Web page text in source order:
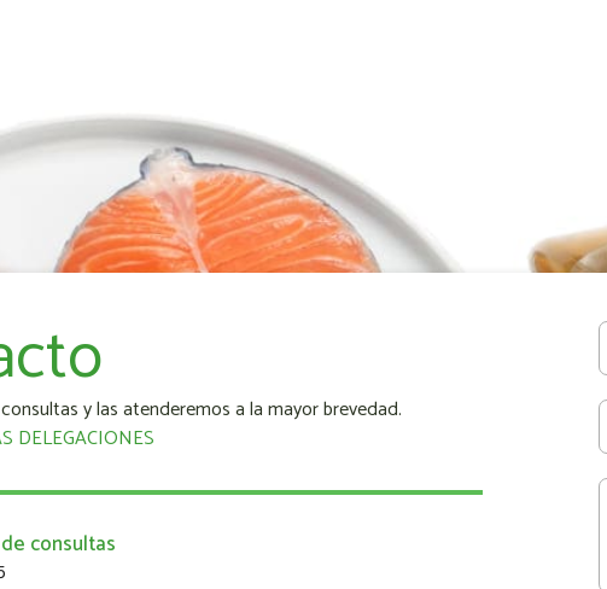
y las atenderemos a la mayor brevedad.
DELEGACIONES
consultas